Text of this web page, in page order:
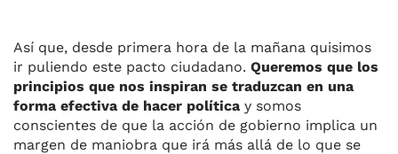
Así que, desde primera hora de la mañana quisimos
ir puliendo este pacto ciudadano. Queremos que los
principios que nos inspiran se traduzcan en una
forma efectiva de hacer política y somos
conscientes de que la acción de gobierno implica un
margen de maniobra que irá más allá de lo que se